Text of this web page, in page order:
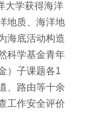
大学获得海洋
地质、海洋地
海底活动构造
科学基金青年
）子课题各1
、路由等十余
工作安全评价